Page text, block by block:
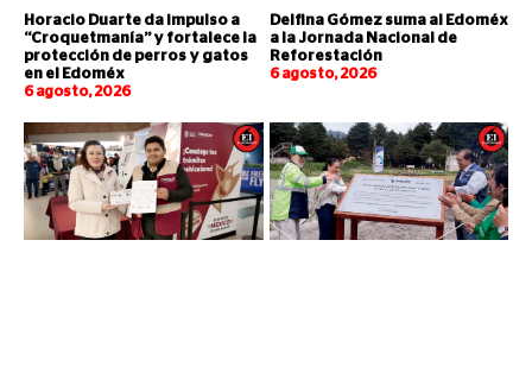
Horacio Duarte da impulso a
“Croquetmanía” y fortalece la
protección de perros y gatos
en el Edoméx
6 agosto, 2026
Delfina Gómez suma al Edoméx
a la Jornada Nacional de
Reforestación
6 agosto, 2026